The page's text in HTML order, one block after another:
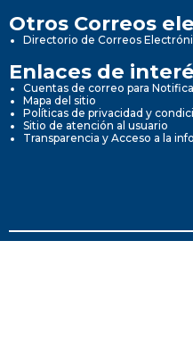
Otros Correos
Directorio de Correos
Enlaces de
Cuentas de correo para
Mapa del sitio
Políticas de privacidad y
Sitio de atención al usuario
Transparencia y Acceso a la